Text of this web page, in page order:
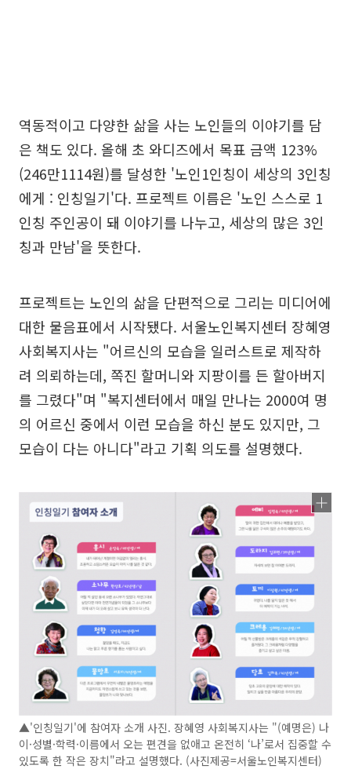
역동적이고 다양한 삶을 사는 노인들의 이야기를 담
은 책도 있다. 올해 초 와디즈에서 목표 금액 123%
(246만1114원)를 달성한 '노인1인칭이 세상의 3인칭
에게 : 인칭일기'다. 프로젝트 이름은 '노인 스스로 1
인칭 주인공이 돼 이야기를 나누고, 세상의 많은 3인
칭과 만남'을 뜻한다.
프로젝트는 노인의 삶을 단편적으로 그리는 미디어에
대한 물음표에서 시작됐다. 서울노인복지센터 장혜영
사회복지사는 "어르신의 모습을 일러스트로 제작하
려 의뢰하는데, 쪽진 할머니와 지팡이를 든 할아버지
를 그렸다"며 "복지센터에서 매일 만나는 2000여 명
의 어르신 중에서 이런 모습을 하신 분도 있지만, 그
모습이 다는 아니다"라고 기획 의도를 설명했다.
▲'인칭일기'에 참여자 소개 사진. 장혜영 사회복지사는 "(예명은) 나
이·성별·학력·이름에서 오는 편견을 없애고 온전히 ‘나’로서 집중할 수
있도록 한 작은 장치"라고 설명했다. (사진제공=서울노인복지센터)